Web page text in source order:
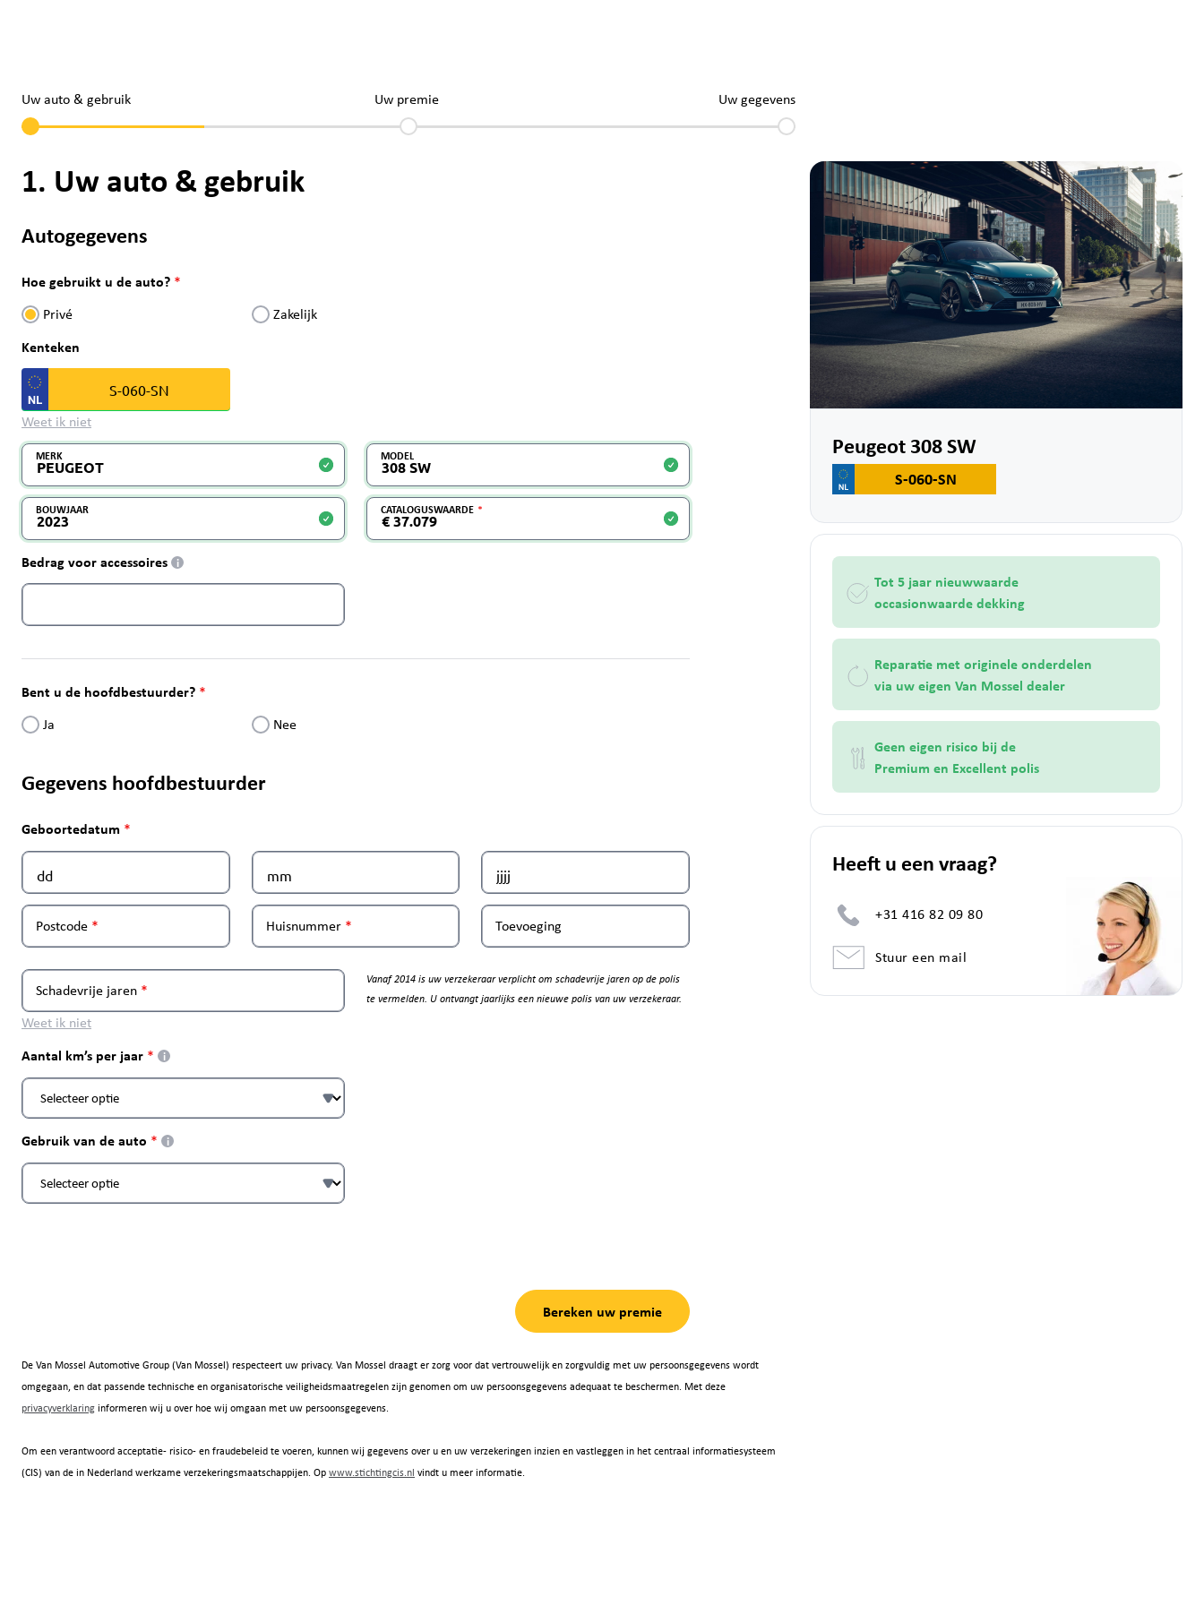
Uw auto & gebruik Uw premie Uw gegevens
1. Uw auto & gebruik
Autogegevens
Hoe gebruikt u de auto?
Privé Zakelijk
Kenteken
Weet ik niet
MERK MODEL
BOUWJAAR CATALOGUSWAARDE
Bedrag voor accessoires i
Bent u de hoofdbestuurder?
Ja Nee
Gegevens hoofdbestuurder
Geboortedatum
Postcode Huisnummer Toevoeging
Schadevrije jaren
Weet ik niet
Vanaf 2014 is uw verzekeraar verplicht om schadevrije jaren op de polis
te vermelden. U ontvangt jaarlijks een nieuwe polis van uw verzekeraar.
Aantal km’s per jaar i
Gebruik van de auto i
Bereken uw premie
De Van Mossel Automotive Group (Van Mossel) respecteert uw privacy. Van Mossel draagt er zorg voor dat vertrouwelijk en zorgvuldig met uw persoonsgegevens wordt
omgegaan, en dat passende technische en organisatorische veiligheidsmaatregelen zijn genomen om uw persoonsgegevens adequaat te beschermen. Met deze
privacyverklaringinformeren wij u over hoe wij omgaan met uw persoonsgegevens.
Om een verantwoord acceptatie- risico- en fraudebeleid te voeren, kunnen wij gegevens over u en uw verzekeringen inzien en vastleggen in het centraal informatiesysteem
(CIS) van de in Nederland werkzame verzekeringsmaatschappijen. Opwww.stichtingcis.nl vindt u meer informatie.
Peugeot 308 SW
S-060-SN
Tot 5 jaar nieuwwaarde
occasionwaarde dekking
Reparatie met originele onderdelen
via uw eigen Van Mossel dealer
Geen eigen risico bij de
Premium en Excellent polis
Heeft u een vraag?
+31 416 82 09 80
Stuur een mail